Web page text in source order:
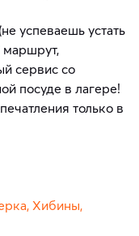
успеваешь устать
маршрут,
сервис со
посуде в лагере!
только в
Хибины,